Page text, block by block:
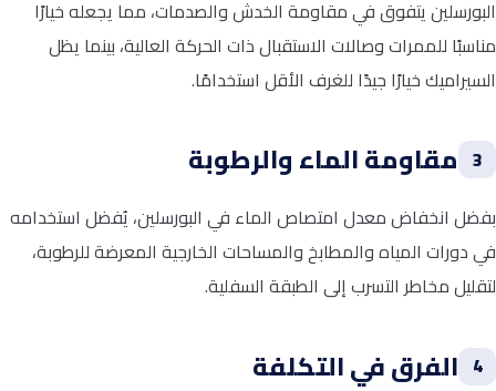
البورسلين يتفوق في مقاومة الخدش والصدمات، مما يجعله خيارًا
مناسبًا للممرات وصالات الاستقبال ذات الحركة العالية، بينما يظل
السيراميك خيارًا جيدًا للغرف الأقل استخدامًا.
3 مقاومة الماء والرطوبة
بفضل انخفاض معدل امتصاص الماء في البورسلين، يُفضل استخدامه
في دورات المياه والمطابخ والمساحات الخارجية المعرضة للرطوبة،
لتقليل مخاطر التسرب إلى الطبقة السفلية.
4 الفرق في التكلفة